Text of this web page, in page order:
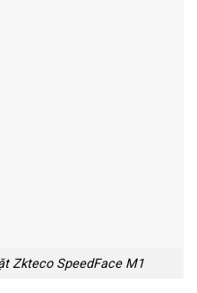
Zkteco SpeedFace M1